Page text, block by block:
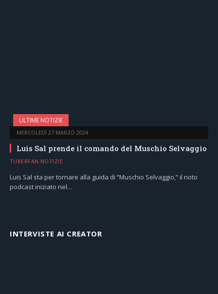
ULTIME NOTIZIE
MERCOLEDÌ 27 MARZO 2024
Luis Sal prende il comando del Muschio Selvaggio
TUBERFAN NOTIZIE
Luis Sal sta per tornare alla guida di “Muschio Selvaggio,” il noto
podcast iniziato nel…
INTERVISTE AI CREATOR